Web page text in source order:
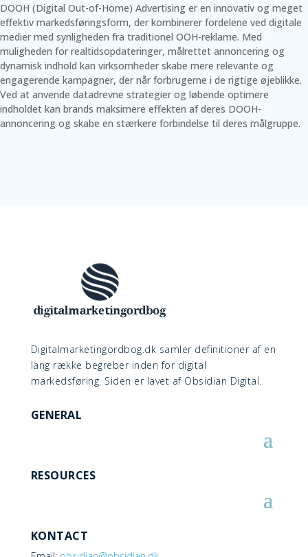
DOOH (Digital Out-of-Home) Advertising er en innovativ og meget
effektiv markedsføringsform, der kombinerer fordelene ved digitale
medier med synligheden fra traditionel OOH-reklame. Med
muligheden for realtidsopdateringer, målrettet annoncering og
dynamisk indhold kan virksomheder skabe mere relevante og
engagerende kampagner, der når forbrugerne i de rigtige øjeblikke.
Ved at anvende datadrevne strategier og løbende optimere
indholdet kan brands maksimere effekten af deres DOOH-
annoncering og skabe en stærkere forbindelse til deres målgruppe.
Digitalmarketingordbog.dk samler definitioner af en
lang række begreber inden for digital
markedsføring. Siden er lavet af Obsidian Digital.
GENERAL
RESOURCES
KONTACT